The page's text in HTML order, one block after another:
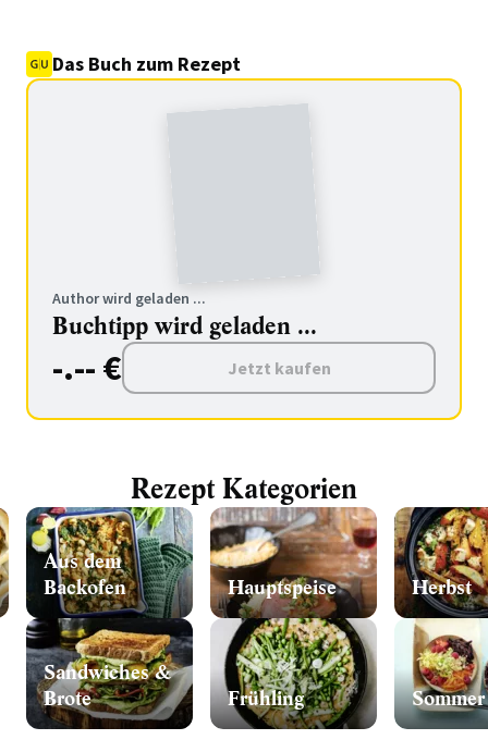
Das Buch zum Rezept
Author wird geladen ...
Buchtipp wird geladen ...
-.-- € Jetzt kaufen
Rezept Kategorien
Aus dem
Backofen
Sandwiches &
Brote
Hauptspeise
Frühling
Herbst
Sommer